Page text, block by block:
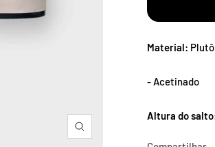
Zoom
Material:
- Acetinado
Altura do